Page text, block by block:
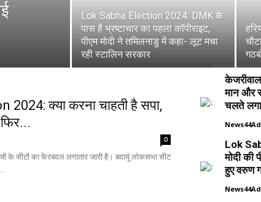
Lok Sabha Election 2024: DMK के
पास है भ्रष्टाचार का पहला कॉपीराइट,
पीएम मोदी ने तमिलनाडु में कहा- लूट मचा
रही स्टालिन सरकार
क्या करना चाहती है सपा,
0
के सीटों का फेरबदल लगातार जारी है। बदायूं लोकसभा सीट
मान और
चलते
Lok
मोदी की
हुए वरुण